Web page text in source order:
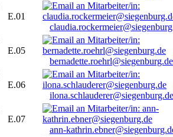
E.01
E.05
bernadette.roehrl@siegenburg.de
E.06
ilona.schlauderer@siegenburg.de
E.07
ann-